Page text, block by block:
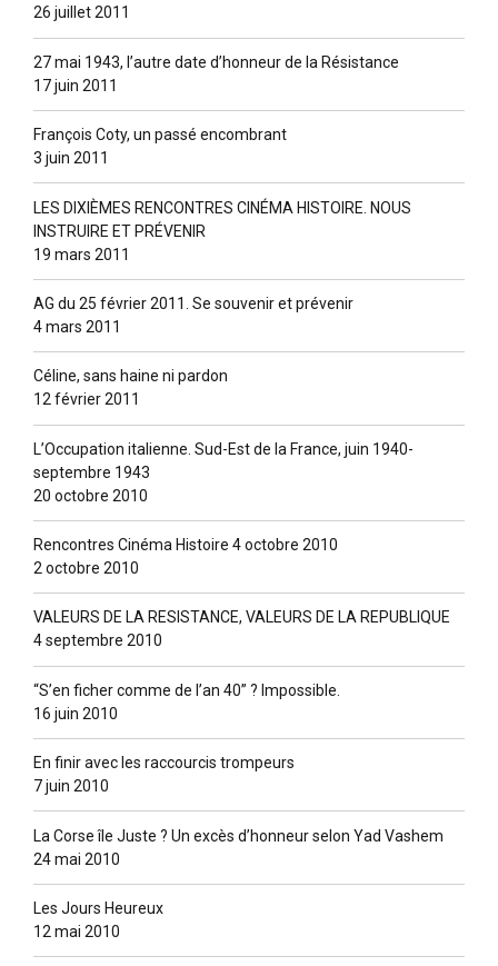
26 juillet 2011
27 mai 1943, l’autre date d’honneur de la Résistance
17 juin 2011
François Coty, un passé encombrant
3 juin 2011
LES DIXIÈMES RENCONTRES CINÉMA HISTOIRE. NOUS
INSTRUIRE ET PRÉVENIR
19 mars 2011
AG du 25 février 2011. Se souvenir et prévenir
4 mars 2011
Céline, sans haine ni pardon
12 février 2011
L’Occupation italienne. Sud-Est de la France, juin 1940-
septembre 1943
20 octobre 2010
Rencontres Cinéma Histoire 4 octobre 2010
2 octobre 2010
VALEURS DE LA RESISTANCE, VALEURS DE LA REPUBLIQUE
4 septembre 2010
“S’en ficher comme de l’an 40” ? lmpossible.
16 juin 2010
En finir avec les raccourcis trompeurs
7 juin 2010
La Corse île Juste ? Un excès d’honneur selon Yad Vashem
24 mai 2010
Les Jours Heureux
12 mai 2010